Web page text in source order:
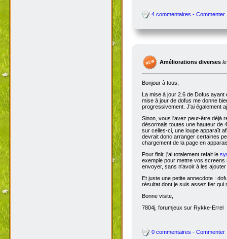
4 commentaires - Commenter
Améliorations diverses
Bonjour à tous,
La mise à jour 2.6 de Dofus
mise à jour de dofus me donne
progressivement. J'ai également
Sinon, vous l'avez peut-être déjà
désormais toutes une hauteur de
sur celles-ci, une loupe apparaît
devrait donc arranger certaines
chargement de la page en
Pour finir, j'ai totalement refait le
exemple pour mettre vos
envoyer, sans n'avoir à les
Et juste une petite annecdote :
résultat dont je suis assez fier qui
Bonne visite,
7804j, forumjeux sur Rykke-Errel
0 commentaires - Commenter